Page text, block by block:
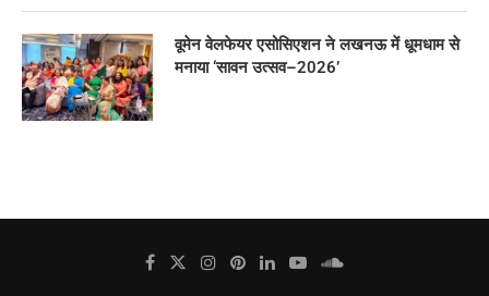
वूमेन वेलफेयर एसोसिएशन ने लखनऊ में धूमधाम से
मनाया ‘सावन उत्सव–2026’